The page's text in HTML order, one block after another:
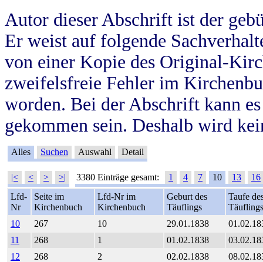
Autor dieser Abschrift ist der
Er weist auf folgende
von einer Kopie des Original-
zweifelsfreie Fehler im
worden. Bei der Abschrift kann
gekommen sein. Deshalb wird
Alles Suchen Auswahl Detail
|< < > >| 3380 Einträge gesamt: 1 4 7 10 13
16
Lfd-
Nr
Seite im
Kirchenbuch
Lfd-Nr im
Kirchenbuch
Geburt des
Täuflings
Taufe
Täuflings
10
267 10 29.01.1838
11
268 1 01.02.1838
12
268 2 02.02.1838